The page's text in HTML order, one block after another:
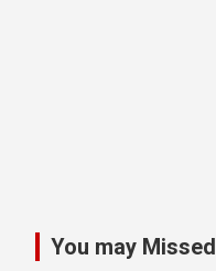
You may Missed